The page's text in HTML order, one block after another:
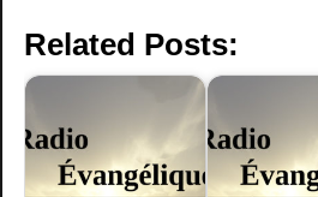
Related Posts: